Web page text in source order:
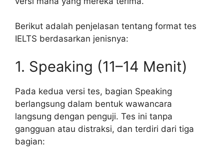
Berikut adalah penjelasan tentang format tes
IELTS berdasarkan jenisnya:
1. Speaking (11–14 Menit)
Pada kedua versi tes, bagian Speaking
berlangsung dalam bentuk wawancara
langsung dengan penguji. Tes ini tanpa
gangguan atau distraksi, dan terdiri dari tiga
bagian: